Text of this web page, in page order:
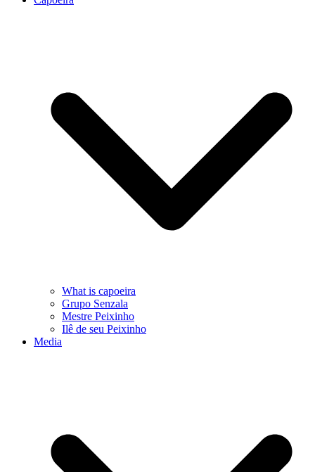
What is capoeira
Grupo Senzala
Mestre Peixinho
Ilê de seu Peixinho
Media